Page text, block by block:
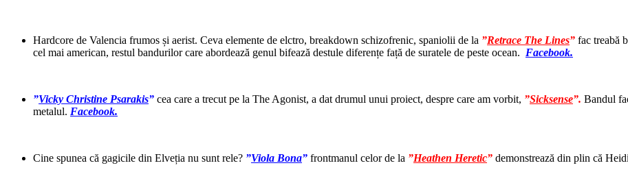
Hardcore de Valencia frumos și aerist. Ceva elemente de elctro, breakdown schizofrenic, spaniolii de la ”Retrace The Lines” fac treabă
cel mai american, restul bandurilor care abordează genul bifează destule diferențe față de suratele de peste ocean. Facebook.
”Vicky Christine Psarakis” cea care a trecut pe la The Agonist, a dat drumul unui proiect, despre care am vorbit, ”Sicksense”. Bandul
metalul. Facebook.
Cine spunea că gagicile din Elveția nu sunt rele? ”Viola Bona” frontmanul celor de la ”Heathen Heretic” demonstrează din plin că